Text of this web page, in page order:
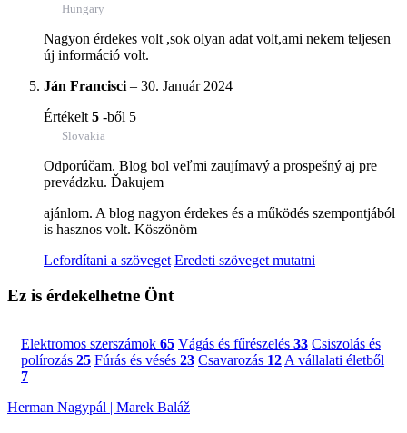
Hungary
Nagyon érdekes volt ,sok olyan adat volt,ami nekem teljesen
új információ volt.
Ján Francisci – 30. Január 2024
Értékelt 5 -ből 5
Slovakia
Odporúčam. Blog bol veľmi zaujímavý a prospešný aj pre
prevádzku. Ďakujem
ajánlom. A blog nagyon érdekes és a működés szempontjából
is hasznos volt. Köszönöm
Lefordítani a szöveget Eredeti szöveget mutatni
Ez is érdekelhetne Önt
Elektromos szerszámok 65 Vágás és fűrészelés 33 Csiszolás és
polírozás 25 Fúrás és vésés 23 Csavarozás 12 A vállalati életből
7
Herman Nagypál | Marek Baláž